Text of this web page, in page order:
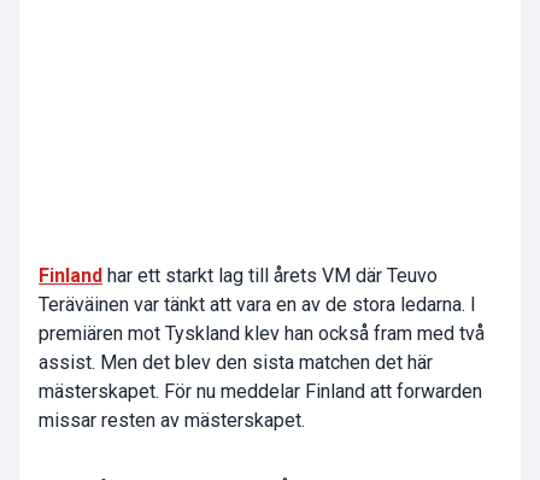
Finland har ett starkt lag till årets VM där Teuvo
Teräväinen var tänkt att vara en av de stora ledarna. I
premiären mot Tyskland klev han också fram med två
assist. Men det blev den sista matchen det här
mästerskapet. För nu meddelar Finland att forwarden
missar resten av mästerskapet.